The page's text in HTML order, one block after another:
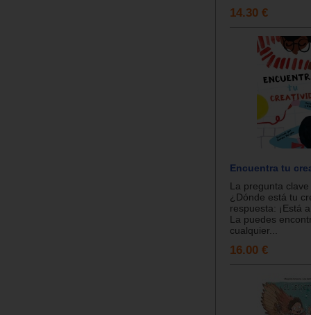
14.30 €
Encuentra tu
La pregunta
¿Dónde está tu
respuesta: ¡Está
La puedes
cualquier...
16.00 €